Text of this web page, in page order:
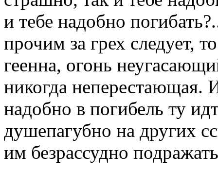
и тебе надобно
прочим за грех следует,
геенна, огонь
никогда неперестающая.
надобно в погибель ту
душепагубно на других
им безрассудно